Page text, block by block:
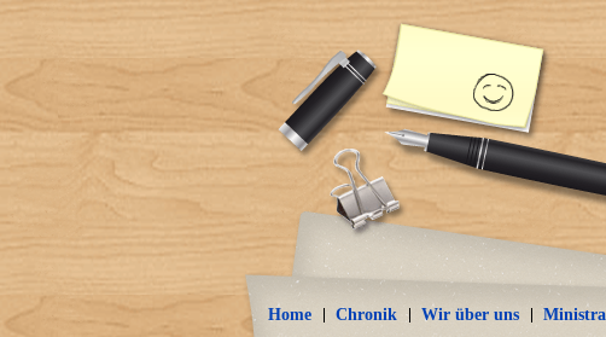
Home Chronik Wir über uns